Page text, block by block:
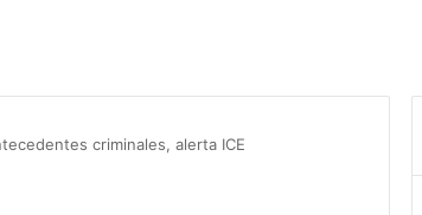
criminales, alerta ICE